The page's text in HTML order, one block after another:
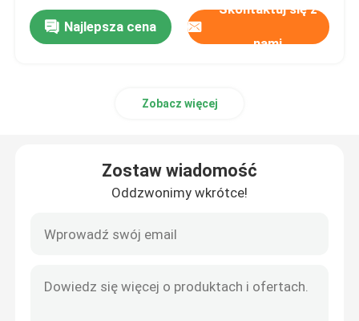
Najlepsza cena
Skontaktuj się z
nami
Zobacz więcej
Zostaw wiadomość
Oddzwonimy wkrótce!